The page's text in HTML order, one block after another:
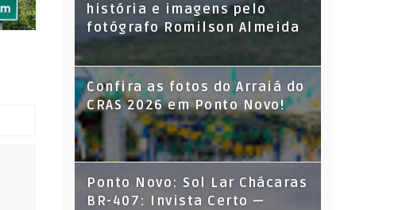
história e imagens pelo
fotógrafo Romilson Almeida
Confira as fotos do Arraiá do
CRAS 2026 em Ponto Novo!
Ponto Novo: Sol Lar Chácaras
BR-407: Invista Certo —